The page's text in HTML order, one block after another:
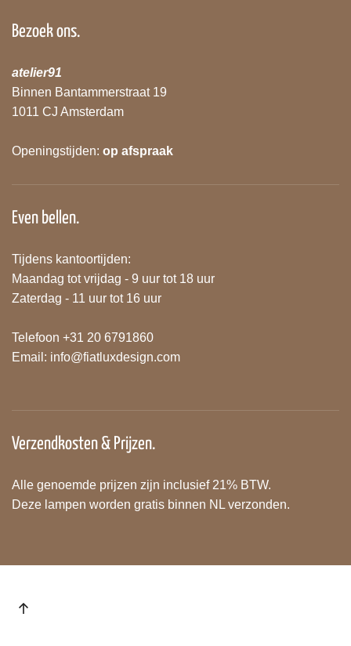
Bezoek ons.
atelier91
Binnen Bantammerstraat 19
1011 CJ Amsterdam
Openingstijden: op afspraak
Even bellen.
Tijdens kantoortijden:
Maandag tot vrijdag - 9 uur tot 18 uur
Zaterdag - 11 uur tot 16 uur
Telefoon +31 20 6791860
Email: info@fiatluxdesign.com
Verzendkosten & Prijzen.
Alle genoemde prijzen zijn inclusief 21% BTW.
Deze lampen worden gratis binnen NL verzonden.